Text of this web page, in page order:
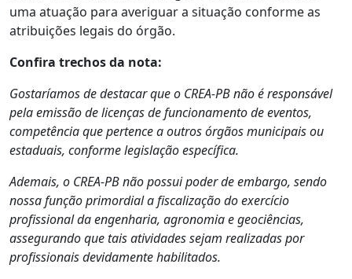
uma atuação para averiguar a situação conforme as
atribuições legais do órgão.
Confira trechos da nota:
Gostaríamos de destacar que o CREA-PB não é responsável
pela emissão de licenças de funcionamento de eventos,
competência que pertence a outros órgãos municipais ou
estaduais, conforme legislação específica.
Ademais, o CREA-PB não possui poder de embargo, sendo
nossa função primordial a fiscalização do exercício
profissional da engenharia, agronomia e geociências,
assegurando que tais atividades sejam realizadas por
profissionais devidamente habilitados.